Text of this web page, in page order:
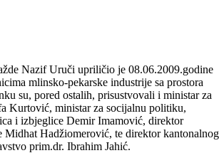
Nazif Uruči upriličio je 08.06.2009.godine
mlinsko-pekarske industrije sa prostora
su, pored ostalih, prisustvovali i ministar za
Kurtović, ministar za socijalnu politiku,